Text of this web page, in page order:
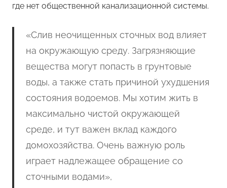
где нет общественной канализационной системы.
«Слив неочищенных сточных вод влияет
на окружающую среду. Загрязняющие
вещества могут попасть в грунтовые
воды, а также стать причиной ухудшения
состояния водоемов. Мы хотим жить в
максимально чистой окружающей
среде, и тут важен вклад каждого
домохозяйства. Очень важную роль
играет надлежащее обращение со
сточными водами»,